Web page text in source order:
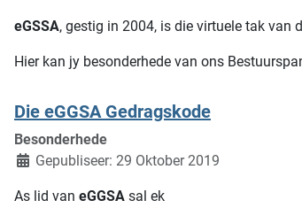
eGSSA, gestig in 2004, is die virtuele tak van
Hier kan jy besonderhede van ons
Die eGGSA Gedragskode
Besonderhede
Gepubliseer: 29 Oktober 2019
As lid van eGGSA sal ek